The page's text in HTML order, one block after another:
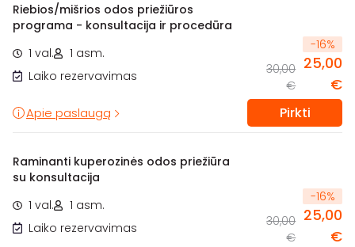
Riebios/mišrios odos priežiūros
programa - konsultacija ir procedūra
1 val.
1 asm.
Laiko rezervavimas
-16%
30,00
€
25,00
€
Apie paslaugą Pirkti
Raminanti kuperozinės odos priežiūra
su konsultacija
1 val.
1 asm.
Laiko rezervavimas
-16%
30,00
€
25,00
€